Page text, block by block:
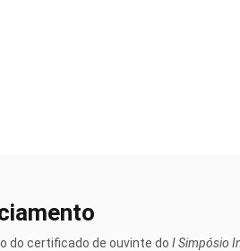
do certificado de ouvinte do I Simpósio